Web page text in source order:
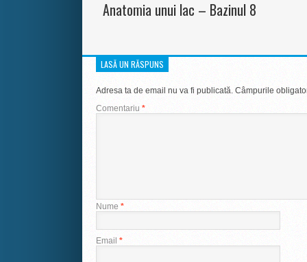
Anatomia unui lac – Bazinul 8
LASĂ UN RĂSPUNS
Adresa ta de email nu va fi publicată. Câmpurile
Comentariu *
Nume *
Email *